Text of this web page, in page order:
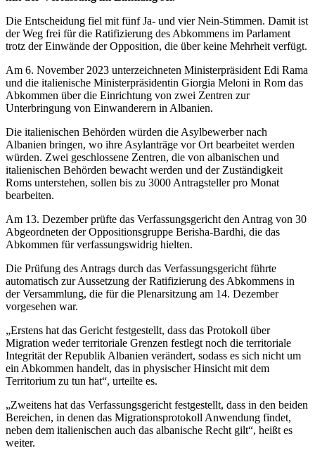
Die Entscheidung fiel mit fünf Ja- und vier Nein-Stimmen. Damit ist
der Weg frei für die Ratifizierung des Abkommens im Parlament
trotz der Einwände der Opposition, die über keine Mehrheit verfügt.
Am 6. November 2023 unterzeichneten Ministerpräsident Edi Rama
und die italienische Ministerpräsidentin Giorgia Meloni in Rom das
Abkommen über die Einrichtung von zwei Zentren zur
Unterbringung von Einwanderern in Albanien.
Die italienischen Behörden würden die Asylbewerber nach
Albanien bringen, wo ihre Asylanträge vor Ort bearbeitet werden
würden. Zwei geschlossene Zentren, die von albanischen und
italienischen Behörden bewacht werden und der Zuständigkeit
Roms unterstehen, sollen bis zu 3000 Antragsteller pro Monat
bearbeiten.
Am 13. Dezember prüfte das Verfassungsgericht den Antrag von 30
Abgeordneten der Oppositionsgruppe Berisha-Bardhi, die das
Abkommen für verfassungswidrig hielten.
Die Prüfung des Antrags durch das Verfassungsgericht führte
automatisch zur Aussetzung der Ratifizierung des Abkommens in
der Versammlung, die für die Plenarsitzung am 14. Dezember
vorgesehen war.
„Erstens hat das Gericht festgestellt, dass das Protokoll über
Migration weder territoriale Grenzen festlegt noch die territoriale
Integrität der Republik Albanien verändert, sodass es sich nicht um
ein Abkommen handelt, das in physischer Hinsicht mit dem
Territorium zu tun hat“, urteilte es.
„Zweitens hat das Verfassungsgericht festgestellt, dass in den beiden
Bereichen, in denen das Migrationsprotokoll Anwendung findet,
neben dem italienischen auch das albanische Recht gilt“, heißt es
weiter.